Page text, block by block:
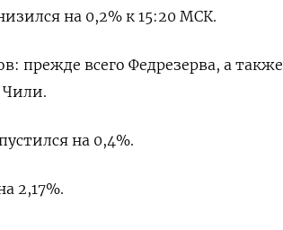
на 0,2% к 15:20 МСК.
прежде всего Федрезерва, а также
Чили.
на 0,4%.
2,17%.